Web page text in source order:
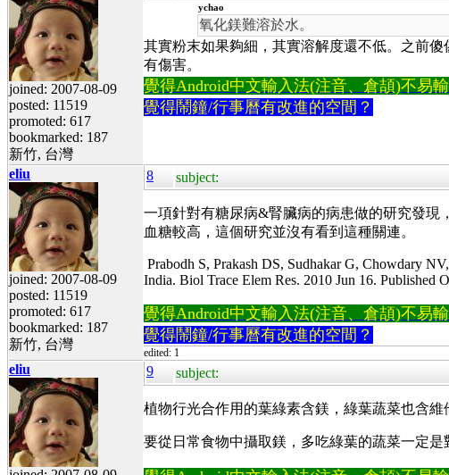
joined: 2007-08-09
posted: 11519
promoted: 617
bookmarked: 187
新竹, 台灣
ychao
氧化鎂難溶於水。
其實粉末如果夠細，其實溶解度還不低。之前
有傷害。
覺得Android中文輸入法(注音、倉頡)不易
覺得鬧鐘/行事曆有改進的空間？
eliu
joined: 2007-08-09
posted: 11519
promoted: 617
bookmarked: 187
新竹, 台灣
8 subject:
一項針對有糖尿病&腎臟病的病患做的研究發現
血糖較高，這個研究並沒有看到這種關連。
Prabodh S, Prakash DS, Sudhakar G, Chowdary
India. Biol Trace Elem Res. 2010 Jun 16. Published
覺得Android中文輸入法(注音、倉頡)不易
覺得鬧鐘/行事曆有改進的空間？
edited: 1
eliu 9 subject:
植物行光合作用的葉綠素含鎂，綠葉蔬菜也含
要從日常食物中攝取鎂，多吃綠葉的蔬菜一定是